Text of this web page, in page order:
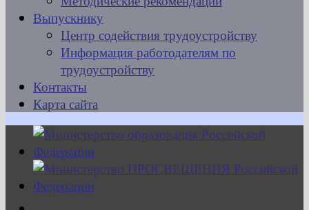
Выпускнику
Центр содействия трудоустройству
Информация работодателям по
трудоустройству
Контакты
Карта сайта